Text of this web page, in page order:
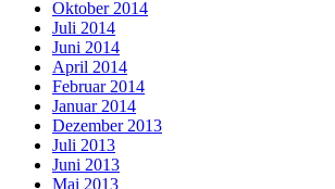
Oktober 2014
Juli 2014
Juni 2014
April 2014
Februar 2014
Januar 2014
Dezember 2013
Juli 2013
Juni 2013
Mai 2013